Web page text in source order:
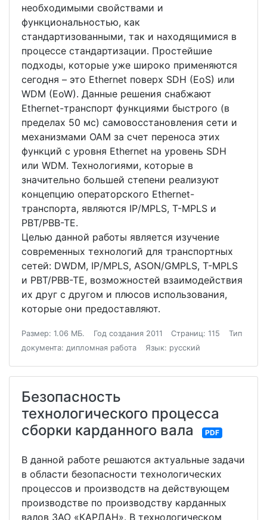
необходимыми свойствами и
функциональностью, как
стандартизованными, так и находящимися в
процессе стандартизации. Простейшие
подходы, которые уже широко применяются
сегодня – это Ethernet поверх SDH (EoS) или
WDM (EoW). Данные решения снабжают
Ethernet-транспорт функциями быстрого (в
пределах 50 мс) самовосстановления сети и
механизмами ОАМ за счет переноса этих
функций с уровня Ethernet на уровень SDH
или WDM. Технологиями, которые в
значительно большей степени реализуют
концепцию операторского Ethernet-
транспорта, являются IP/MPLS, T-MPLS и
РВТ/PBB-TE.
Целью данной работы является изучение
современных технологий для транспортных
сетей: DWDM, IP/MPLS, ASON/GMPLS, T-MPLS
и РВТ/PBB-TE, возможностей взаимодействия
их друг с другом и плюсов использования,
которые они предоставляют.
Размер: 1.06 МБ. Год создания 2011 Страниц: 115
Тип
документа: дипломная работа
Язык: русский
Безопасность
технологического процесса
сборки карданного вала
PDF
В данной работе решаются актуальные задачи
в области безопасности технологических
процессов и производств на действующем
производстве по производству карданных
валов ЗАО «КАРДАН». В технологическом